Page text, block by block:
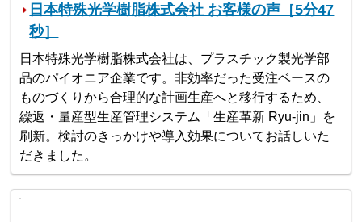
日本特殊光学樹脂株式会社 お客様の声［5分47
秒］
日本特殊光学樹脂株式会社は、プラスチック製光学部
品のパイオニア企業です。非効率だった受注ベースの
ものづくりから合理的な計画生産へと移行するため、
繰返・量産型生産管理システム「生産革新 Ryu-jin」を
刷新。検討のきっかけや導入効果についてお話しいた
だきました。